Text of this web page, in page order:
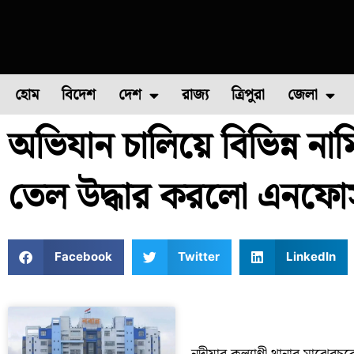
হোম বিদেশ দেশ
ফুল চাষ ফল চাষ মাছ চাষ পোল্ট্রি
রাজ্য ত্রিপুরা জেলা
উত্তর ২৪
অভিযান চালিয়ে বিভিন্ন
তেল উদ্ধার করলো
Facebook Twitter LinkedIn